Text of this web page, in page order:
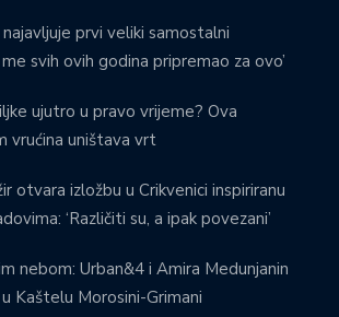
prvi veliki samostalni
svih ovih godina pripremao za ovo’
ujutro u pravo vrijeme? Ova
vrućina uništava vrt
otvara izložbu u Crikvenici inspiriranu
‘Različiti su, a ipak povezani’
nebom: Urban&4 i Amira Medunjanin
Kaštelu Morosini-Grimani